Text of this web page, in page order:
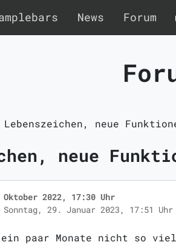
News Forum
neue
neue
2022, 17:30 Uhr
Sonntag, 29. Januar 2023, 17:51 Uhr
ein paar Monate nicht so